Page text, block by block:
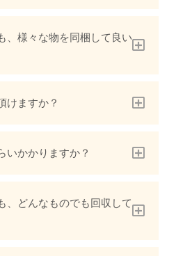
、様々な物を同梱して良い
けますか？
いかかりますか？
、どんなものでも回収して